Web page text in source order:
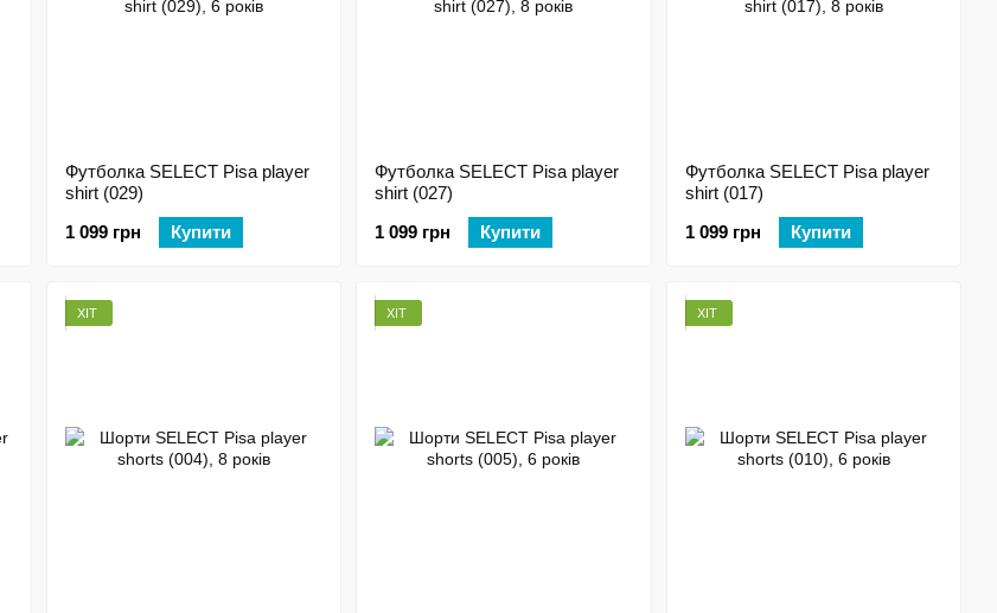
Футболка SELECT Pisa player
shirt (029)
1 099 грн
Купити
Футболка SELECT Pisa player
shirt (027)
1 099 грн
Купити
Футболка SELECT Pisa player
shirt (017)
1 099 грн
Купити
ХІТ ХІТ ХІТ